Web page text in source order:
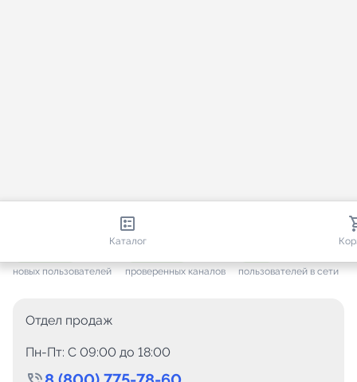
Каталог
новых пользователей
35 756
проверенных каналов пользователей в сети
Отдел продаж
Пн-Пт: C 09:00 до 18:00